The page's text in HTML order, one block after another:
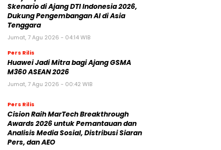
Skenario di Ajang DTI Indonesia 2026,
Dukung Pengembangan AI di Asia
Tenggara
Jumat, 7 Agu 2026 - 04:14 WIB
Pers Rilis
Huawei Jadi Mitra bagi Ajang GSMA
M360 ASEAN 2026
Jumat, 7 Agu 2026 - 00:42 WIB
Pers Rilis
Cision Raih MarTech Breakthrough
Awards 2026 untuk Pemantauan dan
Analisis Media Sosial, Distribusi Siaran
Pers, dan AEO